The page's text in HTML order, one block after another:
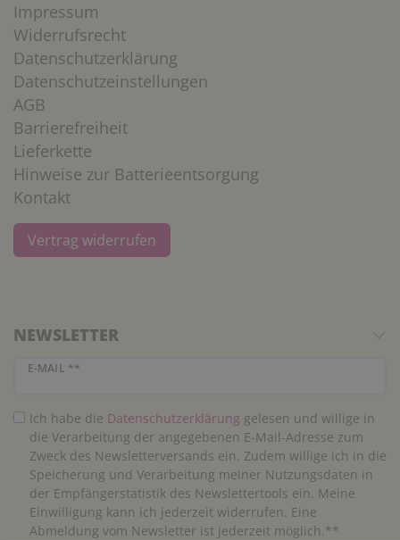
Impressum
Widerrufsrecht
Datenschutzerklärung
Datenschutzeinstellungen
AGB
Barrierefreiheit
Lieferkette
Hinweise zur Batterieentsorgung
Kontakt
Vertrag widerrufen
NEWSLETTER
E-MAIL **
Newsletter Honig
Ich habe die Daten­schutz­erklärung gelesen und willige in
die Verarbeitung der angegebenen E-Mail-Adresse zum
Zweck des Newsletterversands ein. Zudem willige ich in die
Speicherung und Verarbeitung meiner Nutzungsdaten in
der Empfängerstatistik des Newslettertools ein. Meine
Einwilligung kann ich jederzeit widerrufen. Eine
Abmeldung vom Newsletter ist jederzeit möglich.**